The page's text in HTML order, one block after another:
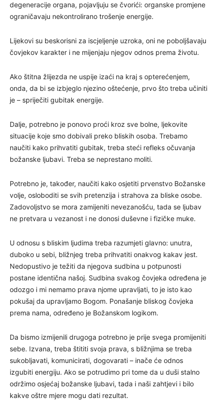
degeneracije organa, pojavljuju se čvorići: organske promjene
ograničavaju nekontrolirano trošenje energije.
Lijekovi su beskorisni za iscjeljenje uzroka, oni ne poboljšavaju
čovjekov karakter i ne mijenjaju njegov odnos prema životu.
Ako štitna žlijezda ne uspije izaći na kraj s opterećenjem,
onda, da bi se izbjeglo njezino oštećenje, prvo što treba učiniti
je – spriječiti gubitak energije.
Dalje, potrebno je ponovo proći kroz sve bolne, ljekovite
situacije koje smo dobivali preko bliskih osoba. Trebamo
naučiti kako prihvatiti gubitak, treba steći refleks očuvanja
božanske ljubavi. Treba se neprestano moliti.
Potrebno je, također, naučiti kako osjetiti prvenstvo Božanske
volje, osloboditi se svih pretenzija i strahova za bliske osobe.
Zadovoljstvo se mora zamijeniti nevezanošću, tada se ljubav
ne pretvara u vezanost i ne donosi duševne i fizičke muke.
U odnosu s bliskim ljudima treba razumjeti glavno: unutra,
duboko u sebi, bližnjeg treba prihvatiti onakvog kakav jest.
Nedopustivo je težiti da njegova sudbina u potpunosti
postane identična našoj. Sudbina svakog čovjeka određena je
odozgo i mi nemamo prava njome upravljati, to je isto kao
pokušaj da upravljamo Bogom. Ponašanje bliskog čovjeka
prema nama, određeno je Božanskom logikom.
Da bismo izmijenili drugoga potrebno je prije svega promijeniti
sebe. Izvana, treba štititi svoja prava, s bližnjima se treba
sukobljavati, komunicirati, dogovarati – inače će odnos
izgubiti energiju. Ako se potrudimo pri tome da u duši stalno
održimo osjećaj božanske ljubavi, tada i naši zahtjevi i bilo
kakve oštre mjere mogu dati rezultat.